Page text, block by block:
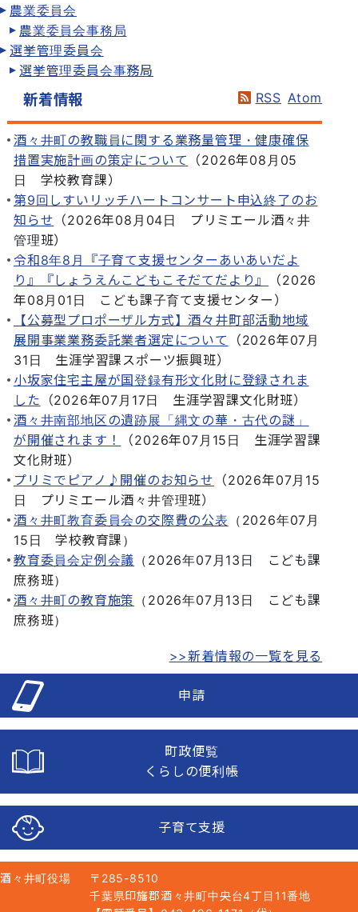
農業委員会
農業委員会事務局
選挙管理委員会
選挙管理委員会事務局
RSS Atom
新着情報
酒々井町の教職員に関する業務量管理・健康確保
措置実施計画の策定について
（2026年08月05
日
学校教育課）
第9回しすいリッチハートコンサート申込終了のお
知らせ （2026年08月04日
プリミエール酒々井
管理班）
令和8年8月『子育て支援センターあいあいだよ
り』『しょうえんこどもこそだてだより』
（2026
年08月01日
こども課子育て支援センター ）
【公募型プロポーザル方式】酒々井町部活動地域
展開事業業務委託業者選定について
（2026年07月
31日
生涯学習課スポーツ振興班）
小坂家住宅主屋が国登録有形文化財に登録されま
した （2026年07月17日 生涯学習課文化財班）
酒々井南部地区の遺跡展「縄文の華・古代の謎」
が開催されます！
（2026年07月15日
生涯学習課
文化財班）
プリミでピアノ♪開催のお知らせ （2026年07月15
日
プリミエール酒々井管理班）
酒々井町教育委員会の交際費の公表 （ 2026年07月
15日
学校教育課 ）
教育委員会定例会議 （ 2026年07月13日
こども課
庶務班）
酒々井町の教育施策 （ 2026年07月13日
こども課
庶務班）
>>新着情報の一覧を見る
申請
町政便覧
くらしの便利帳
子育て支援
酒々井町役場
〒285-8510
千葉県印旛郡酒々井町中央台4丁目11番地